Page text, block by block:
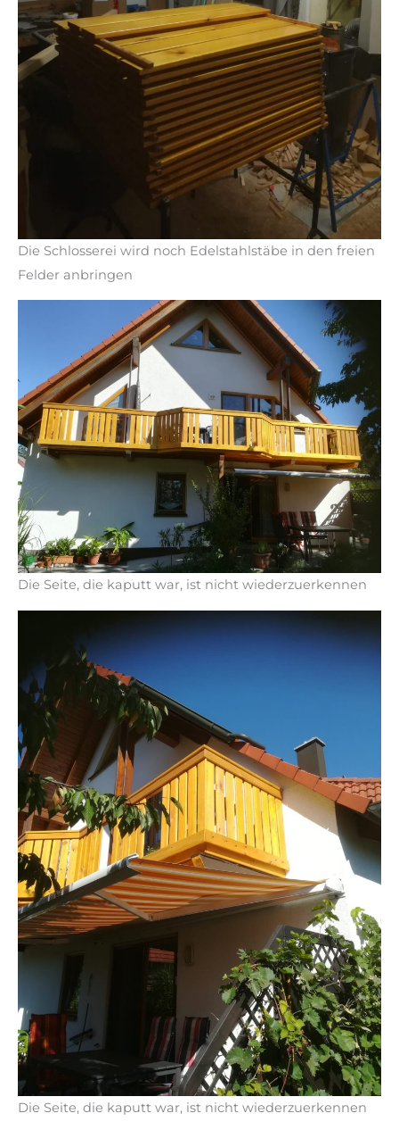
Die Schlosserei wird noch Edelstahlstäbe in den freien
Felder anbringen
Die Seite, die kaputt war, ist nicht wiederzuerkennen
Die Seite, die kaputt war, ist nicht wiederzuerkennen